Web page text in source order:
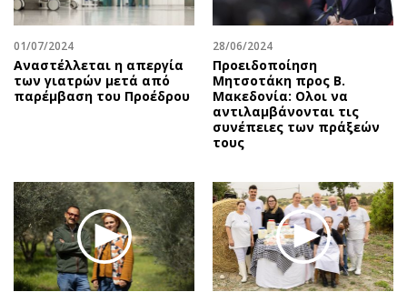
Money Review
AstroBank Properties
Trends
Ενέργεια
Κόσμος
Παράξενα
Πολιτισμός
Σινεμά
Πρόσωπα
Περιβάλλον
Good Life
Γυναίκα
Showbiz
Ταξίδια
Έξοδος
Media
Εκπομπές
Wine routes
01/07/2024
Αναστέλλεται η απεργία
των γιατρών μετά από
παρέμβαση του Προέδρου
28/06/2024
Προειδοποίηση
Μητσοτάκη προς Β.
Μακεδονία: Ολοι να
αντιλαμβάνονται τις
συνέπειες των πράξεών
τους